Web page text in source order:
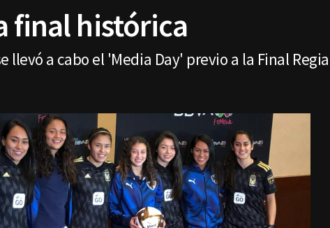
final histórica
llevó a cabo el 'Media Day' previo a la Final